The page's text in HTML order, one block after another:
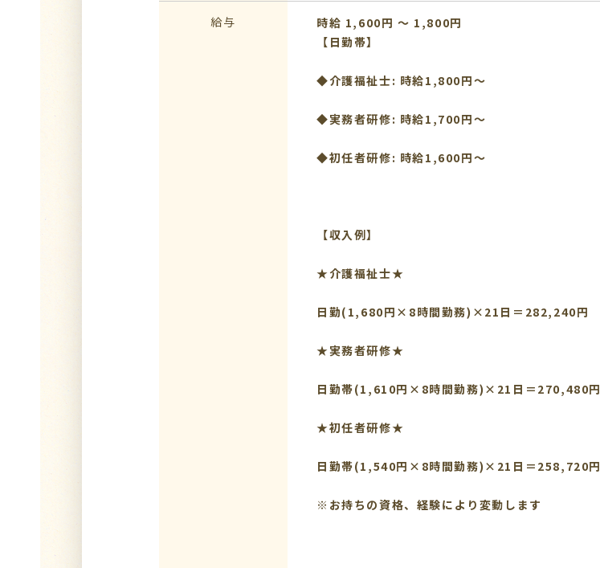
給与
時給 1,600円 〜 1,800円
【日勤帯】
◆介護福祉士: 時給1,800円～
◆実務者研修: 時給1,700円～
◆初任者研修: 時給1,600円～
【収入例】
★介護福祉士★
日勤(1,680円×8時間勤務)×21日＝282,240円
★実務者研修★
日勤帯(1,610円×8時間勤務)×21日＝270,480円
★初任者研修★
日勤帯(1,540円×8時間勤務)×21日＝258,720円
※お持ちの資格、経験により変動します